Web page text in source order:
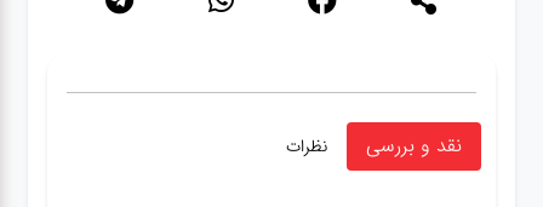
نقد و بررسی نظرات